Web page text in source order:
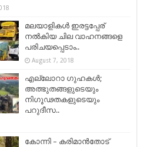
മലയാളികൾ ഇരട്ടപ്പേര്
നൽകിയ ചില വാഹനങ്ങളെ
പരിചയപ്പെടാം..
August 7, 2018
എല്ലോറാ ഗുഹകൾ;
അത്ഭുതങ്ങളുടെയും
നിഗൂഢതകളുടെയും
പറുദീസ..
കോന്നി – കരിമാൻതോട്